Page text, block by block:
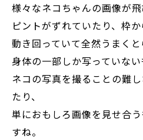
様々なネコちゃんの画像が飛
ピントがずれていたり、枠か
動き回っていて全然うまくと
身体の一部しか写っていない
ネコの写真を撮ることの難
たり、
単におもしろ画像を見せ合
すね。